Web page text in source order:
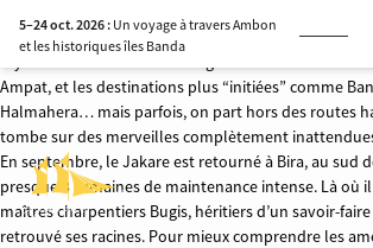
5–24 oct. 2026 : Un voyage à travers Ambon
et les historiques îles Banda
Oh oui, et c’est ça qui est magique avec l’Indonésie
années à sillonner l’Est indonésien, elle garde
mystère. On connaît tous les grandes stars comme
Ampat, et les destinations plus “initiées” comme
Halmahera… mais parfois, on part hors des routes
tombe sur des merveilles complètement inattendues.
En septembre, le Jakare est retourné à Bira, au sud
presque 3 semaines de maintenance intense. Là où
maîtres charpentiers Bugis, héritiers d’un savoir-
retrouvé ses racines. Pour mieux comprendre les